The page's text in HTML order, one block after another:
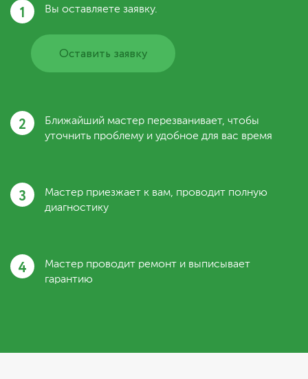
1 Вы оставляете заявку.
Оставить заявку
2
Ближайший мастер перезванивает, чтобы
уточнить проблему и удобное для вас время
3
Мастер приезжает к вам, проводит полную
диагностику
4
Мастер проводит ремонт и выписывает
гарантию